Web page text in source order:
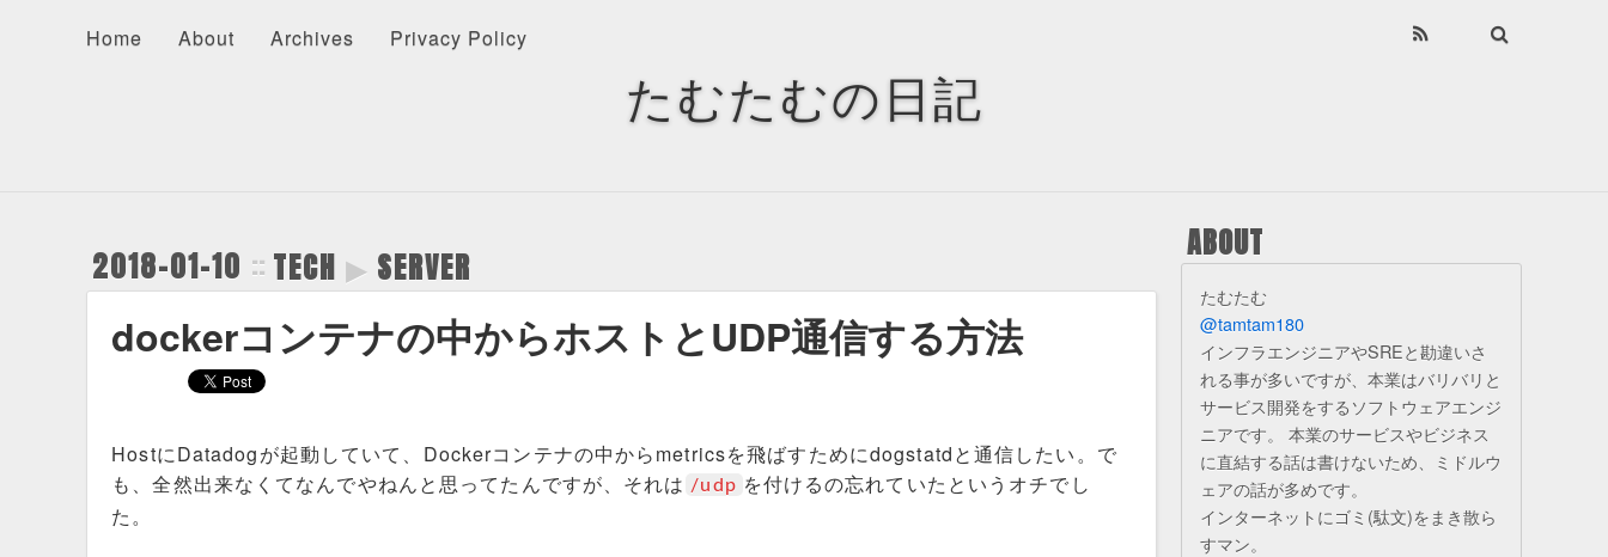
たむたむの日記
Home About Archives Privacy Policy
2018-01-10 TECH ▶ SERVER
dockerコンテナの中からホストとUDP通信する方法
HostにDatadogが起動していて、Dockerコンテナの中からmetricsを飛ばすためにdogstatdと通信したい。で
も、全然出来なくてなんでやねんと思ってたんですが、それは /udp を付けるの忘れていたというオチでし
た。
ABOUT
たむたむ
@tamtam180
インフラエンジニアやSREと勘違いさ
れる事が多いですが、本業はバリバリと
サービス開発をするソフトウェアエンジ
ニアです。 本業のサービスやビジネス
に直結する話は書けないため、ミドルウ
ェアの話が多めです。
インターネットにゴミ(駄文)をまき散ら
すマン。